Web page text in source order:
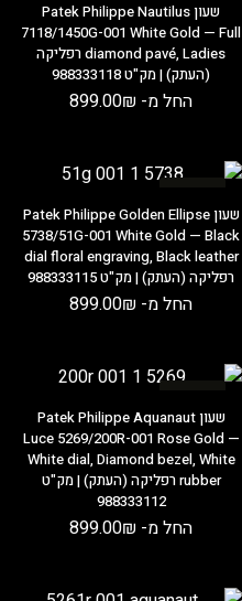
שעון Patek Philippe Nautilus
7118/1450G-001 White Gold — Full
diamond pavé, Ladies רפליקה
(העתק) | מק"ט 988333118
החל מ- 899.00₪
שעון Patek Philippe Golden Ellipse
5738/51G-001 White Gold — Black
dial floral engraving, Black leather
רפליקה (העתק) | מק"ט 988333115
החל מ- 899.00₪
שעון Patek Philippe Aquanaut
Luce 5269/200R-001 Rose Gold —
White dial, Diamond bezel, White
rubber רפליקה (העתק) | מק"ט
988333112
החל מ- 899.00₪